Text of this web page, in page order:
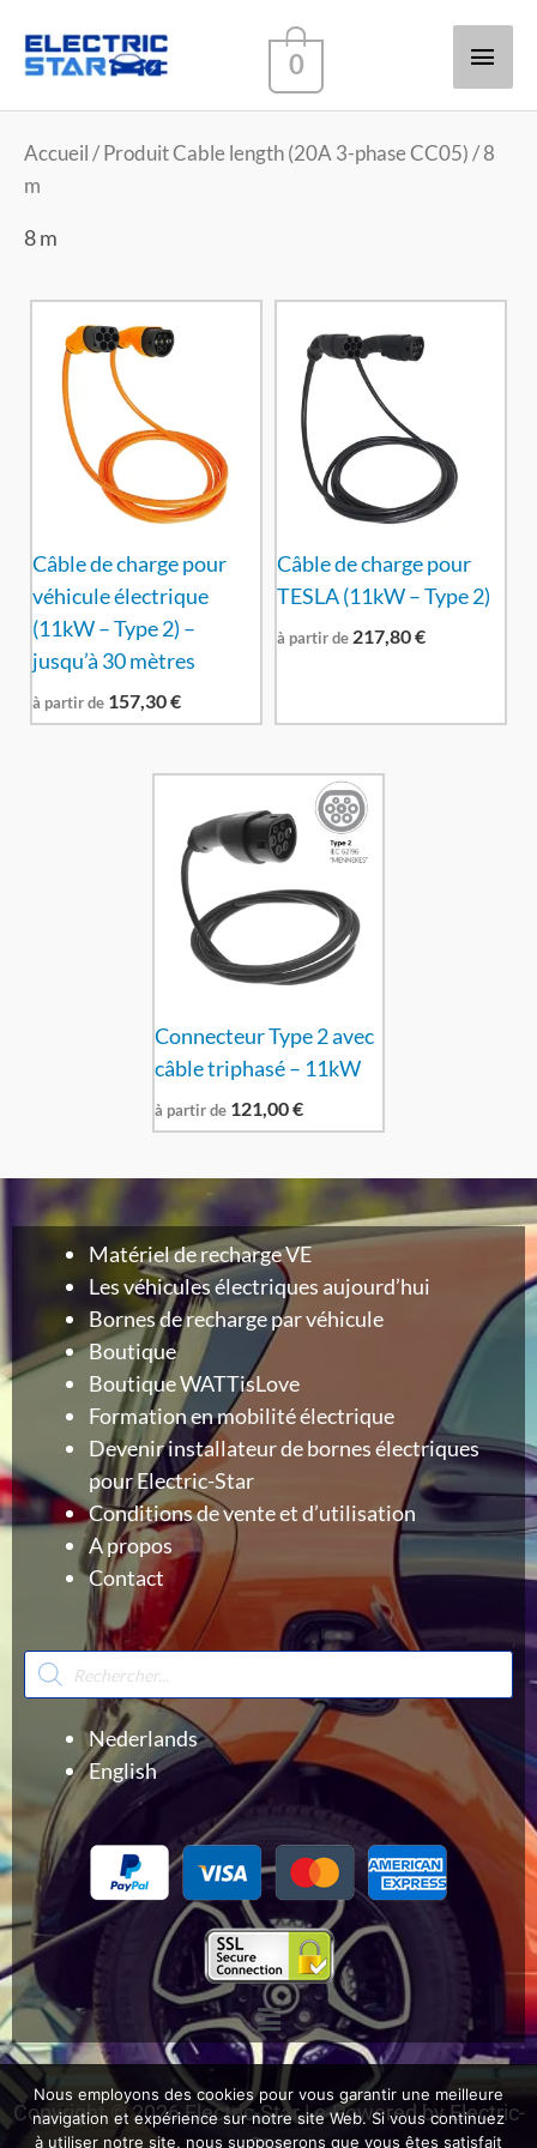
0
Accueil / Produit Cable length (20A 3-phase CC05) / 8
m
8 m
Câble de charge pour
véhicule électrique
(11kW – Type 2) –
jusqu’à 30 mètres
à partir de 157,30€
Câble de charge pour
TESLA (11kW – Type 2)
à partir de 217,80€
Connecteur Type 2 avec
câble triphasé – 11kW
à partir de 121,00€
Matériel de recharge VE
Les véhicules électriques aujourd’hui
Bornes de recharge par véhicule
Boutique
Boutique WATTisLove
Formation en mobilité électrique
Devenir installateur de bornes électriques
pour Electric-Star
Conditions de vente et d’utilisation
A propos
Contact
Recherche
de
produits
Nederlands
English
Menu
Copyright © 2026 Electric-Star | e-Powered by Electric-
Nous employons des cookies pour vous garantir une meilleure
navigation et expérience sur notre site Web. Si vous continuez
à utiliser notre site, nous supposerons que vous êtes satisfait